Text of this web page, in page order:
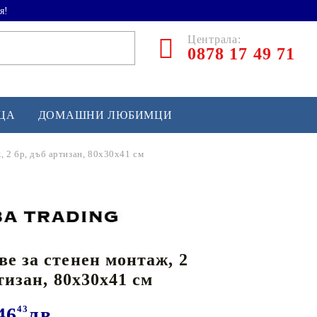
Централа:
0878 17 49 71
и софтбол
и лакрос
спортно оборудване
ДОМАШНИ ЛЮБИМЦИ
2 бр, дъб артизан, 80x30x41 см
за стенен монтаж, 2
80x30x41 см
43